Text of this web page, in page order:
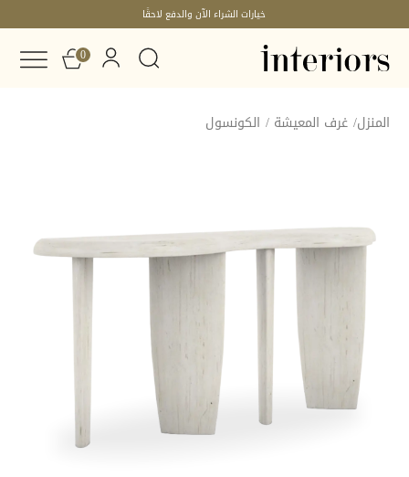
خيارات الشراء الآن والدفع لاحقًا
0
المنزل/ غرف المعيشة / الكونسول